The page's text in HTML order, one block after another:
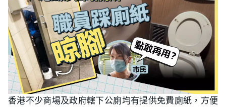
香港不少商場及政府轄下公廁均有提供免費廁紙，方便